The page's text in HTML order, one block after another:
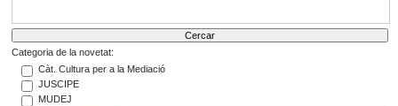
Categoria de la novetat:
Càt. Cultura per a la Mediació
JUSCIPE
MUDEJ